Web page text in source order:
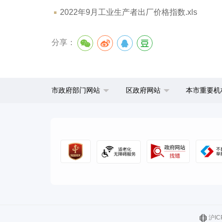
2022年9月工业生产者出厂价格指数.xls
分享：
市政府部门网站 区政府网站 本市重要
沪